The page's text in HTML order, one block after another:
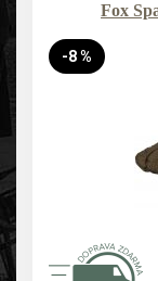
Fox
-8 %